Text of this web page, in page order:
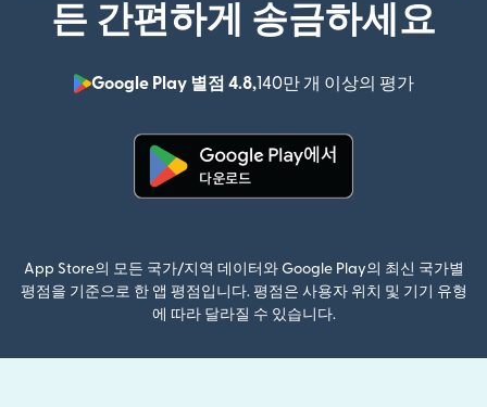
든 간편하게 송금하세요
Google Play 별점 4.8,140만 개 이상의 평가
App Store의 모든 국가/지역 데이터와 Google Play의 최신 국가별
평점을 기준으로 한 앱 평점입니다. 평점은 사용자 위치 및 기기 유형
에 따라 달라질 수 있습니다.